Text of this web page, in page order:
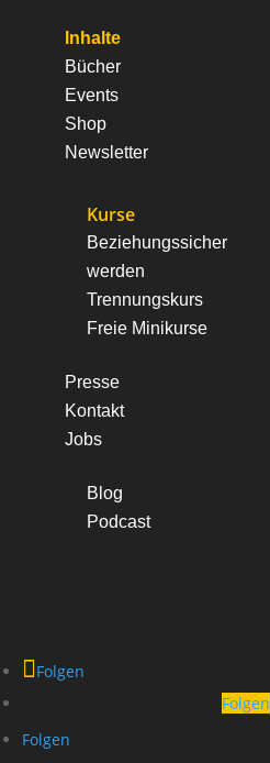
Inhalte
Bücher
Events
Shop
Newsletter
Kurse
Beziehungssicher
werden
Trennungskurs
Freie Minikurse
Presse
Kontakt
Jobs
Blog
Podcast
Folgen
Folgen
Folgen